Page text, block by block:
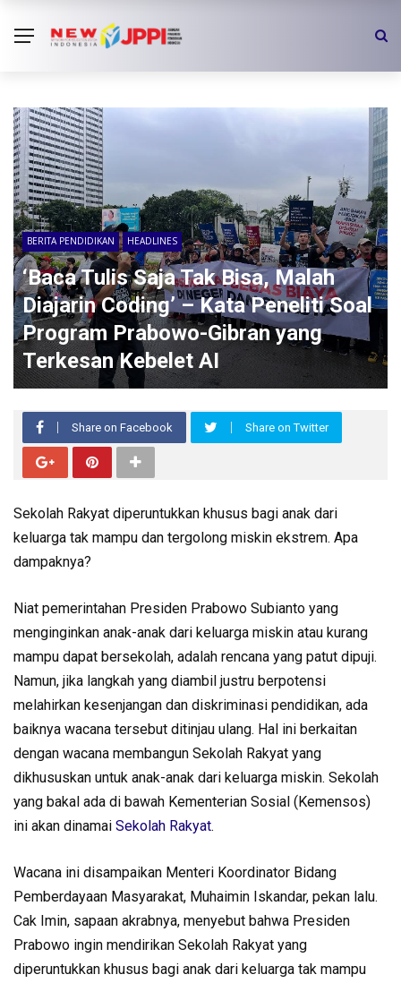
BERITA PENDIDIKAN HEADLINES
‘Baca Tulis Saja Tak Bisa, Malah
Diajarin Coding’ – Kata Peneliti Soal
Program Prabowo-Gibran yang
Terkesan Kebelet AI
Share on Facebook Share on Twitter
Sekolah Rakyat diperuntukkan khusus bagi anak dari
keluarga tak mampu dan tergolong miskin ekstrem. Apa
dampaknya?
Niat pemerintahan Presiden Prabowo Subianto yang
menginginkan anak-anak dari keluarga miskin atau kurang
mampu dapat bersekolah, adalah rencana yang patut dipuji.
Namun, jika langkah yang diambil justru berpotensi
melahirkan kesenjangan dan diskriminasi pendidikan, ada
baiknya wacana tersebut ditinjau ulang. Hal ini berkaitan
dengan wacana membangun Sekolah Rakyat yang
dikhususkan untuk anak-anak dari keluarga miskin. Sekolah
yang bakal ada di bawah Kementerian Sosial (Kemensos)
ini akan dinamai Sekolah Rakyat.
Wacana ini disampaikan Menteri Koordinator Bidang
Pemberdayaan Masyarakat, Muhaimin Iskandar, pekan lalu.
Cak Imin, sapaan akrabnya, menyebut bahwa Presiden
Prabowo ingin mendirikan Sekolah Rakyat yang
diperuntukkan khusus bagi anak dari keluarga tak mampu